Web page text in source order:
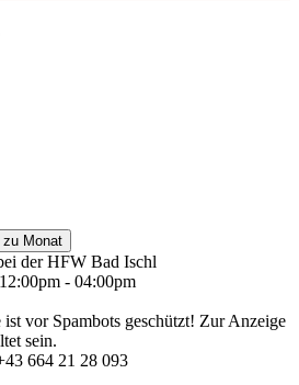
zu Monat
der HFW Bad Ischl
- 04:00pm
vor Spambots geschützt! Zur Anzeige
sein.
664 21 28 093